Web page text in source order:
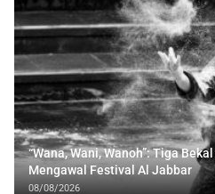
“Wana, Wani, Wanoh”: Tiga
Mengawal Festival Al Jabbar
08/08/2026